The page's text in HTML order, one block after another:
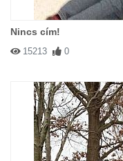
Nincs cím!
15213 0